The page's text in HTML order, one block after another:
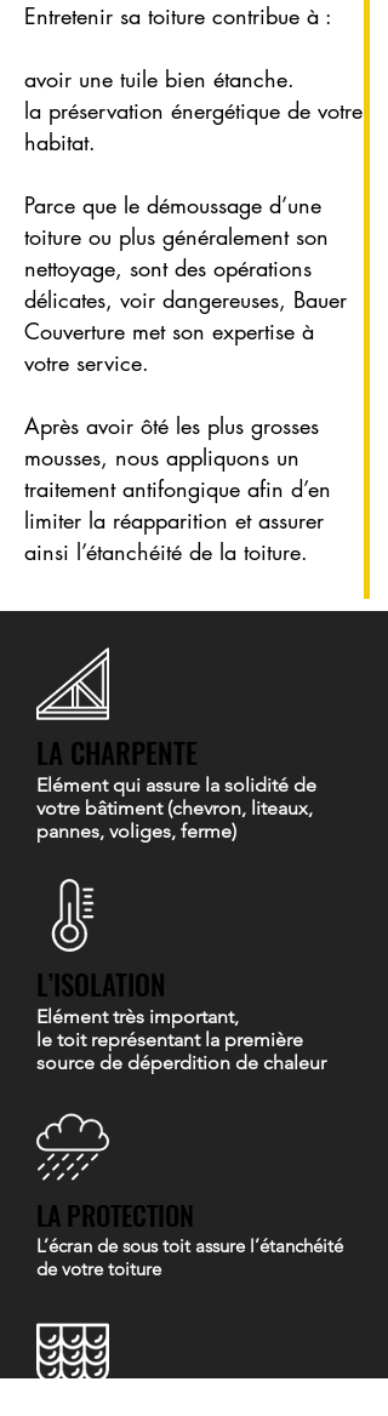
Entretenir sa toiture contribue à :
avoir une tuile bien étanche.
la préservation énergétique de votre
habitat.
Parce que le démoussage d’une
toiture ou plus généralement son
nettoyage, sont des opérations
délicates, voir dangereuses, Bauer
Couverture met son expertise à
votre service.
Après avoir ôté les plus grosses
mousses, nous appliquons un
traitement antifongique afin d’en
limiter la réapparition et assurer
ainsi l’étanchéité de la toiture.
LA CHARPENTE
Elément qui assure la solidité de
votre bâtiment (chevron, liteaux,
pannes, voliges, ferme)
L’ISOLATION
Elément très important,
le toit représentant la première
source de déperdition de chaleur
LA PROTECTION
L’écran de sous toit assure l’étanchéité
de votre toiture